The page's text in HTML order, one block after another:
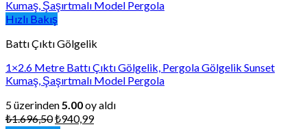
Hızlı Bakış
Battı Çıktı Gölgelik
1×2.6 Metre Battı Çıktı Gölgelik, Pergola Gölgelik Sunset
Kumaş, Şaşırtmalı Model Pergola
5 üzerinden 5.00oy aldı
₺1.696,50Orijinal
₺940,99Şu